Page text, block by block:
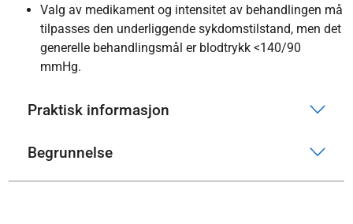
Valg av medikament og intensitet av behandlingen må
tilpasses den underliggende sykdomstilstand, men det
generelle behandlingsmål er blodtrykk <140/90
mmHg.
Praktisk informasjon
Begrunnelse